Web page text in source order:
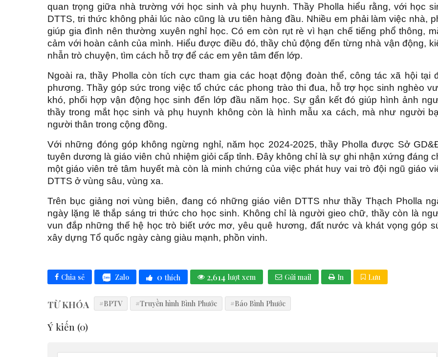
quan trọng giữa nhà trường với học sinh và phụ huynh. Thầy Pholla hiểu rằng, với học
DTTS, tri thức không phải lúc nào cũng là ưu tiên hàng đầu. Nhiều em phải làm việc nhà,
giúp gia đình nên thường xuyên nghỉ học. Có em còn rụt rè vì hạn chế tiếng phổ thông,
cảm với hoàn cảnh của mình. Hiểu được điều đó, thầy chủ động đến từng nhà vận động,
nhẫn trò chuyện, tìm cách hỗ trợ để các em yên tâm đến lớp.
Ngoài ra, thầy Pholla còn tích cực tham gia các hoạt động đoàn thể, công tác xã hội tại
phương. Thầy góp sức trong việc tổ chức các phong trào thi đua, hỗ trợ học sinh nghèo
khó, phối hợp vận động học sinh đến lớp đầu năm học. Sự gắn kết đó giúp hình ảnh
thầy trong mắt học sinh và phụ huynh không còn là hình mẫu xa cách, mà như người
người thân trong cộng đồng.
Với những đóng góp không ngừng nghỉ, năm học 2024-2025, thầy Pholla được Sở
tuyên dương là giáo viên chủ nhiệm giỏi cấp tỉnh. Đây không chỉ là sự ghi nhận xứng đáng
một giáo viên trẻ tâm huyết mà còn là minh chứng của việc phát huy vai trò đội ngũ giáo
DTTS ở vùng sâu, vùng xa.
Trên bục giảng nơi vùng biên, đang có những giáo viên DTTS như thầy Thạch Pholla
ngày lặng lẽ thắp sáng tri thức cho học sinh. Không chỉ là người gieo chữ, thầy còn là
vun đắp những thế hệ học trò biết ước mơ, yêu quê hương, đất nước và khát vọng góp
xây dựng Tổ quốc ngày càng giàu mạnh, phồn vinh.
Chia sẻ Zalo 0 thích 2,614 lượt xem Gửi mail In Lưu
TỪ KHÓA #BPTV #Truyền hình Bình Phước #Báo Bình Phước
Ý kiến (0)